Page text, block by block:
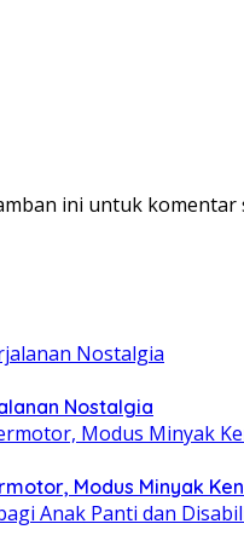
ini untuk komentar
Nostalgia
Modus Minyak